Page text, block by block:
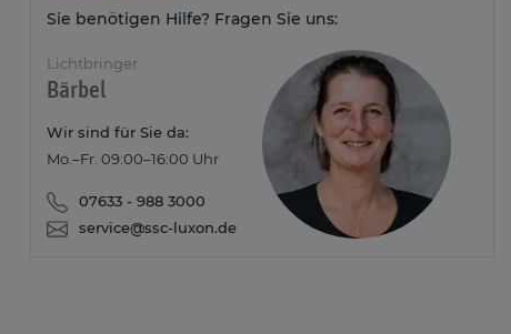
Sie benötigen Hilfe? Fragen Sie uns:
Lichtbringer
Bärbel
Wir sind für Sie da:
Mo.–Fr. 09:00–16:00 Uhr
07633 - 988 3000
service@ssc-luxon.de